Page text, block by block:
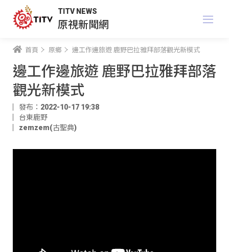
TITV NEWS
原視新聞網
首頁 原鄉 邊工作邊旅遊 鹿野巴拉雅拜部落觀光新模式
邊工作邊旅遊 鹿野巴拉雅拜部落
觀光新模式
發布：2022-10-17 19:38
台東鹿野
zemzem(古聖典)